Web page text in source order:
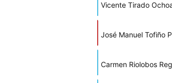
Vicente Tirado
José Manuel Tofiño
Carmen Riolobos